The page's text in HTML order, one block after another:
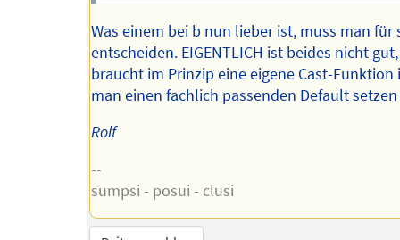
Was einem bei b nun lieber ist, muss man für
entscheiden. EIGENTLICH ist beides nicht
braucht im Prinzip eine eigene Cast-Funktion
man einen fachlich passenden Default
Rolf
--
sumpsi - posui - clusi